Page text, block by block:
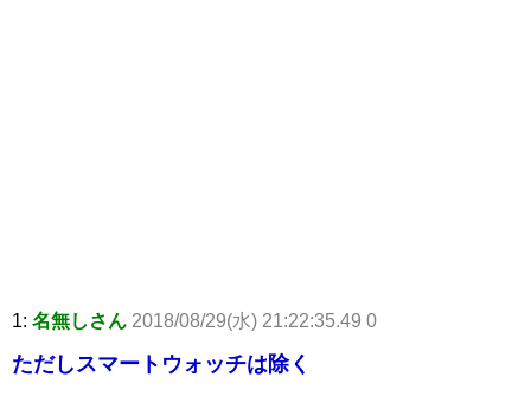
1: 名無しさん 2018/08/29(水) 21:22:35.49 0
ただしスマートウォッチは除く